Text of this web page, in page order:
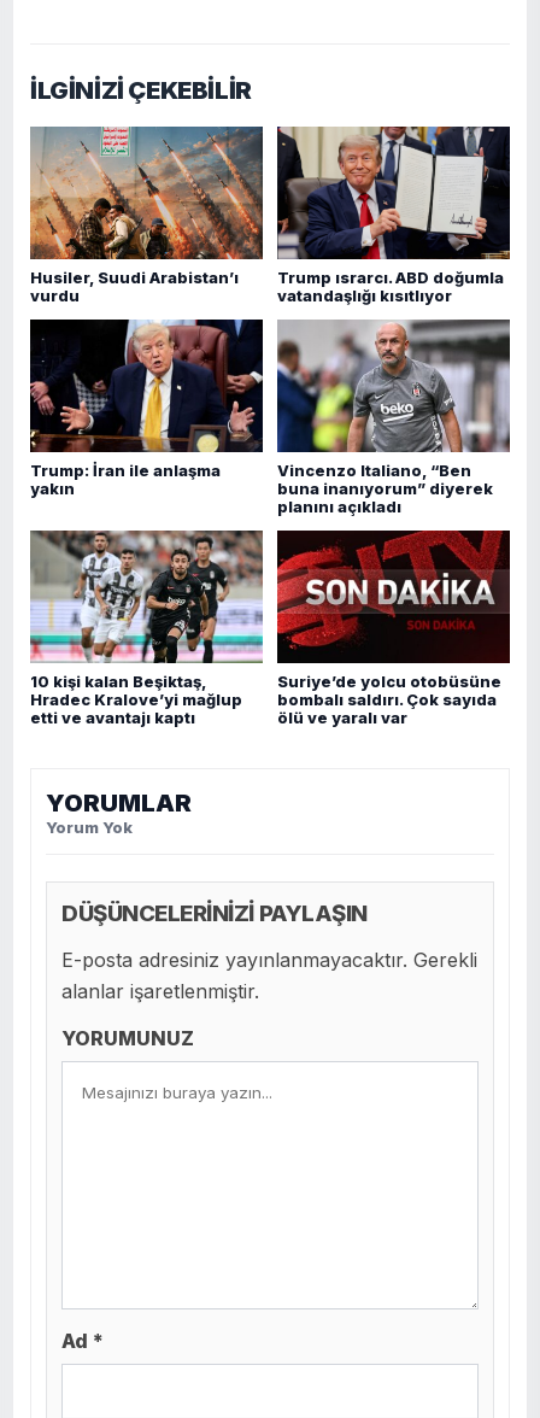
İLGİNİZİ ÇEKEBİLİR
Husiler, Suudi Arabistan’ı
vurdu
Trump ısrarcı. ABD doğumla
vatandaşlığı kısıtlıyor
Trump: İran ile anlaşma
yakın
Vincenzo Italiano, “Ben
buna inanıyorum” diyerek
planını açıkladı
10 kişi kalan Beşiktaş,
Hradec Kralove’yi mağlup
etti ve avantajı kaptı
Suriye’de yolcu otobüsüne
bombalı saldırı. Çok sayıda
ölü ve yaralı var
YORUMLAR
Yorum Yok
DÜŞÜNCELERİNİZİ PAYLAŞIN
E-posta adresiniz yayınlanmayacaktır. Gerekli
alanlar işaretlenmiştir.
YORUMUNUZ
Ad *